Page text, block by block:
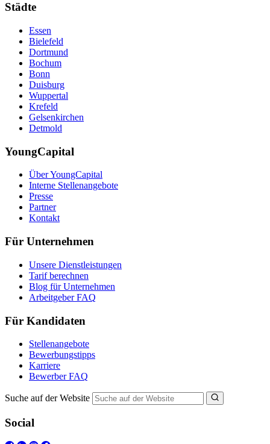
Städte
Essen
Bielefeld
Dortmund
Bochum
Bonn
Duisburg
Wuppertal
Krefeld
Gelsenkirchen
Detmold
YoungCapital
Über YoungCapital
Interne Stellenangebote
Presse
Partner
Kontakt
Für Unternehmen
Unsere Dienstleistungen
Tarif berechnen
Blog für Unternehmen
Arbeitgeber FAQ
Für Kandidaten
Stellenangebote
Bewerbungstipps
Karriere
Bewerber FAQ
Suche auf der Website
Social